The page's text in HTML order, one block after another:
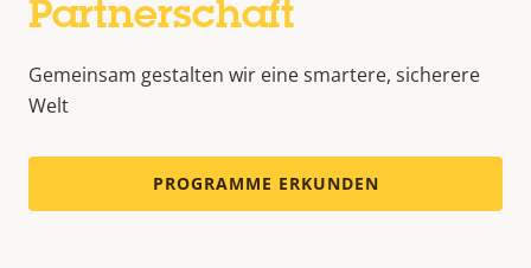
Partnerschaft
Gemeinsam gestalten wir eine smartere, sicherere
Welt
PROGRAMME ERKUNDEN